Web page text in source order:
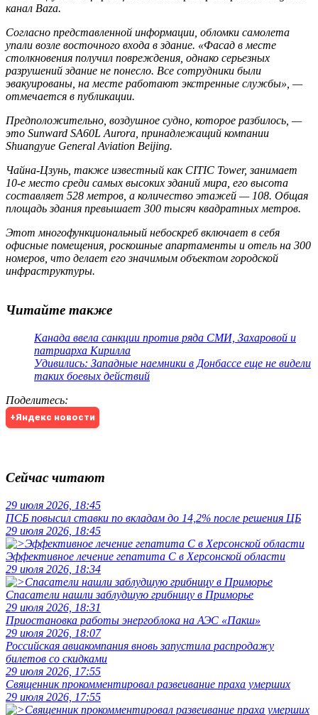
канал Baza.
Согласно представленной информации, обломки самолета
упали возле восточного входа в здание. «Фасад в месте
столкновения получил повреждения, однако серьезных
разрушений здание не понесло. Все сотрудники были
эвакуированы, на месте работают экстренные службы», —
отмечается в публикации.
Предположительно, воздушное судно, которое разбилось, —
это Sunward SA60L Aurora, принадлежащий компании
Shuangyue General Aviation Beijing.
Чайна-Цзунь, также известный как CITIC Tower, занимает
10-е место среди самых высоких зданий мира, его высота
составляет 528 метров, а количество этажей — 108. Общая
площадь здания превышает 300 тысяч квадратных метров.
Этот многофункциональный небоскреб включает в себя
офисные помещения, роскошные апартаменты и отель на 300
номеров, что делает его значимым объектом городской
инфраструктуры.
Читайте также
Канада ввела санкции против ряда СМИ, Захаровой и
патриарха Кирилла
Удивились: Западные наемники в Донбассе еще не видели
таких боевых действий
Поделитесь:
+Яндекс новости
Сейчас читают
29 июля 2026, 18:45
ПСБ повысил ставки по вкладам до 14,2% после решения ЦБ
29 июля 2026, 18:45
Эффективное лечение гепатита C в Херсонской области
29 июля 2026, 18:34
Спасатели нашли заблудшую грибницу в Приморье
29 июля 2026, 18:31
Приостановка работы энергоблока на АЭС «Пакш»
29 июля 2026, 18:07
Российская авиакомпания вновь запустила распродажу
билетов со скидками
29 июля 2026, 17:55
Священник прокомментировал развеивание праха умерших
29 июля 2026, 17:55